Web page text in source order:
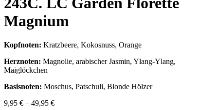
Magnium
Kopfnoten: Kratzbeere, Kokosnuss, Orange
Herznoten: Magnolie, arabischer Jasmin, Ylang-Ylang,
Maiglöckchen
Basisnoten: Moschus, Patschuli, Blonde Hölzer
9,95 € – 49,95 €